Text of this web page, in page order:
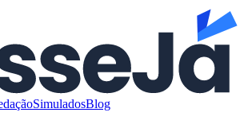
SimuladosBlog